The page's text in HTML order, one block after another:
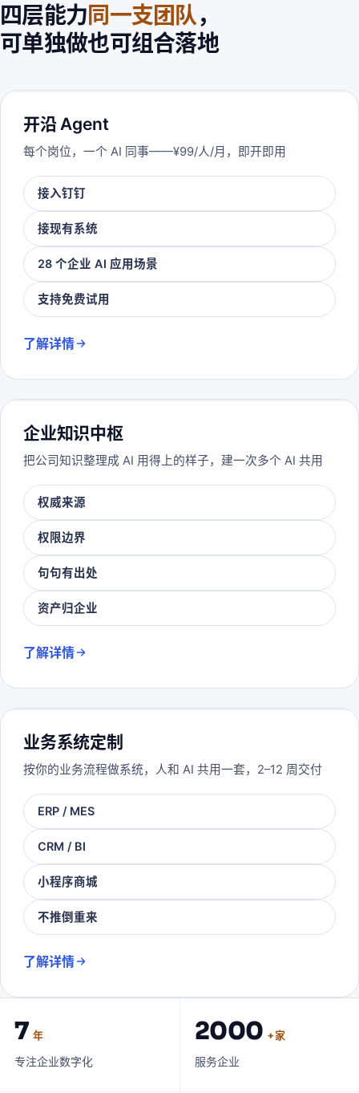
四层能力同一支团队 ，
可单独做也可组合落地
开沿 Agent
每个岗位，一个 AI 同事——¥99/人/月，即开即用
接入钉钉
接现有系统
28 个企业 AI 应用场景
支持免费试用
了解详情
企业知识中枢
把公司知识整理成 AI 用得上的样子，建一次多个 AI 共用
权威来源
权限边界
句句有出处
资产归企业
了解详情
业务系统定制
按你的业务流程做系统，人和 AI 共用一套，2–12 周交付
ERP / MES
CRM / BI
小程序商城
不推倒重来
了解详情
7 年
专注企业数字化
2000 + 家
服务企业